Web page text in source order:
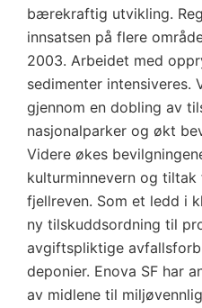
bærekraftig utvikling.
innsatsen på flere
2003. Arbeidet med
sedimenter intensiveres.
gjennom en dobling av
nasjonalparker og økt
Videre økes
kulturminnevern og
fjellreven. Som et ledd i
ny tilskuddsordning til
avgiftspliktige
deponier. Enova SF har
av midlene til